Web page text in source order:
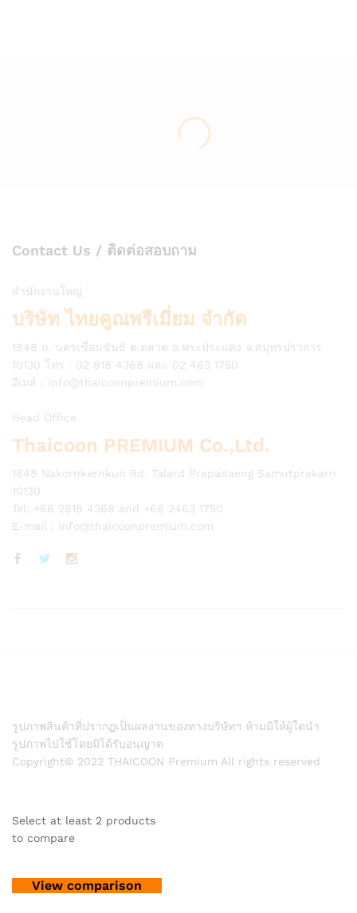
Contact Us / ติดต่อสอบถาม
สำนักงานใหญ่
บริษัท ไทยคูณพรีเมี่ยม จำกัด
1848 ถ. นครเขื่อนขันธ์ ต.ตลาด อ.พระประแดง จ.สมุทรปราการ
10130 โทร : 02 818 4368 และ 02 463 1750
อีเมล์ : info@thaicoonpremium.com
Head Office
Thaicoon PREMIUM Co.,Ltd.
1848 Nakornkernkun Rd. Talard Prapadaeng Samutprakarn
10130
Tel: +66 2818 4368 and +66 2463 1750
E-mail : info@thaicoonpremium.com
รูปภาพสินค้าที่ปรากฏเป็นผลงานของทางบริษัทฯ ห้ามมิให้ผู้ใดนำ
รูปภาพไปใช้โดยมิได้รับอนุญาต
Copyright© 2022 THAICOON Premium All rights reserved
Select at least 2 products
to compare
View comparison